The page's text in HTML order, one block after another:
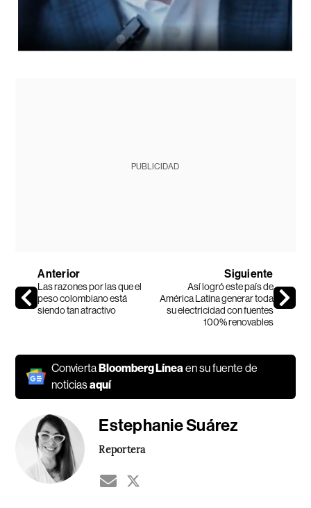
PUBLICIDAD
Anterior
Las razones por las que el
peso colombiano está
siendo tan atractivo
Siguiente
Así logró este país de
América Latina generar toda
su electricidad con fuentes
100% renovables
ConviertaBloomberg Líneaen su fuente de
noticiasaquí
Estephanie Suárez
Reportera